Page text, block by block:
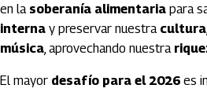
en la soberanía alimentaria para
interna y preservar nuestra cultura
música, aprovechando nuestra
El mayor desafío para el 2026 es